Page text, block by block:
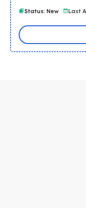
Status: New Last